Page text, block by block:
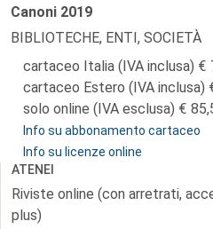
Canoni 2019
BIBLIOTECHE, ENTI, SOCIETÀ
cartaceo Italia (IVA inclusa)
cartaceo Estero (IVA inclusa)
solo online (IVA esclusa)
Info su abbonamento cartaceo
Info su licenze online
ATENEI
Riviste online (con arretrati,
plus)